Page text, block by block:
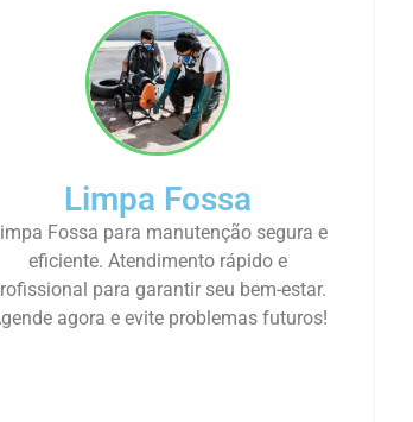
Limpa Fossa
Fossa para manutenção segura e
eficiente. Atendimento rápido e
para garantir seu bem-estar.
agora e evite problemas futuros!